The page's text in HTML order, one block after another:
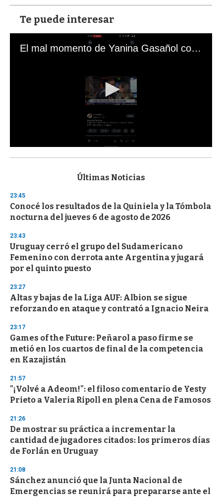
Te puede interesar
El mal momento de Yanina Gasañol con un hincha argentino en "Subrayado"
s
d
s
o
f
3
s
e
c
o
d
s
Últimas Noticias
23:45
Conocé los resultados de la Quiniela y la Tómbola
nocturna del jueves 6 de agosto de 2026
23:43
Uruguay cerró el grupo del Sudamericano
Femenino con derrota ante Argentina y jugará
por el quinto puesto
23:27
Altas y bajas de la Liga AUF: Albion se sigue
reforzando en ataque y contrató a Ignacio Neira
23:17
Games of the Future: Peñarol a paso firme se
metió en los cuartos de final de la competencia
en Kazajistán
21:57
"¡Volvé a Adeom!": el filoso comentario de Yesty
Prieto a Valeria Ripoll en plena Cena de Famosos
21:26
De mostrar su práctica a incrementar la
cantidad de jugadores citados: los primeros días
de Forlán en Uruguay
21:08
Sánchez anunció que la Junta Nacional de
Emergencias se reunirá para prepararse ante el